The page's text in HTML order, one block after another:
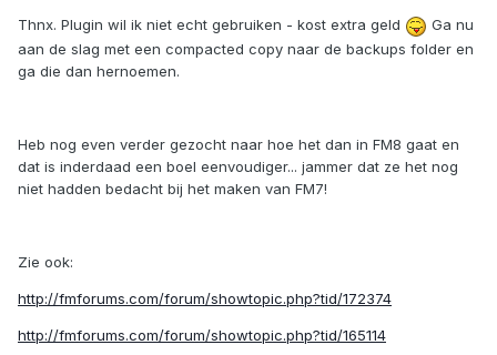
Thnx. Plugin wil ik niet echt gebruiken - kost extra geld
Ga nu
aan de slag met een compacted copy naar de backups folder en
ga die dan hernoemen.
Heb nog even verder gezocht naar hoe het dan in FM8 gaat en
dat is inderdaad een boel eenvoudiger... jammer dat ze het nog
niet hadden bedacht bij het maken van FM7!
Zie ook:
http://fmforums.com/forum/showtopic.php?tid/172374
http://fmforums.com/forum/showtopic.php?tid/165114